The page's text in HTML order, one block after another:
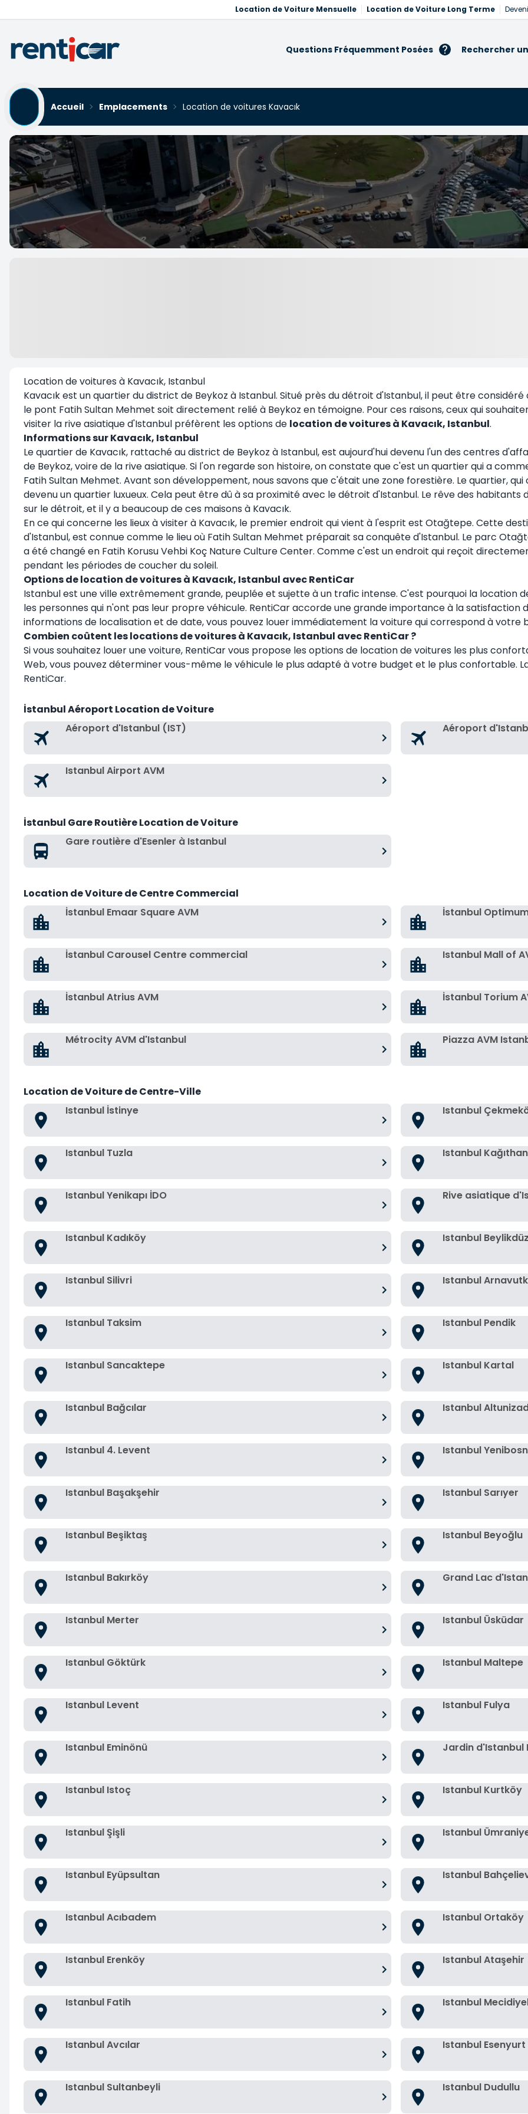
Location de Voiture Mensuelle Location de Voiture Long Terme
Questions Fréquemment Posées Rechercher
Accueil
Emplacements Location de voitures Kavacık
Location de voitures à Kavacık, Istanbul
Kavacık est un quartier du district de Beykoz à Istanbul. Situé près du détroit d'Istanbul, il peut être
le pont Fatih Sultan Mehmet soit directement relié à Beykoz en témoigne. Pour ces raisons, ceux qui
visiter la rive asiatique d'Istanbul préfèrent les options de location de voitures à Kavacık, Istanbul.
Informations sur Kavacık, Istanbul
Le quartier de Kavacık, rattaché au district de Beykoz à Istanbul, est aujourd'hui devenu l'un des centres
de Beykoz, voire de la rive asiatique. Si l'on regarde son histoire, on constate que c'est un quartier qui a
Fatih Sultan Mehmet. Avant son développement, nous savons que c'était une zone forestière. Le quartier,
devenu un quartier luxueux. Cela peut être dû à sa proximité avec le détroit d'Istanbul. Le rêve des
sur le détroit, et il y a beaucoup de ces maisons à Kavacık.
En ce qui concerne les lieux à visiter à Kavacık, le premier endroit qui vient à l'esprit est Otağtepe. Cette
d'Istanbul, est connue comme le lieu où Fatih Sultan Mehmet préparait sa conquête d'Istanbul. Le parc
a été changé en Fatih Korusu Vehbi Koç Nature Culture Center. Comme c'est un endroit qui reçoit
pendant les périodes de coucher du soleil.
Options de location de voitures à Kavacık, Istanbul avec RentiCar
Istanbul est une ville extrêmement grande, peuplée et sujette à un trafic intense. C'est pourquoi la location
les personnes qui n'ont pas leur propre véhicule. RentiCar accorde une grande importance à la satisfaction
informations de localisation et de date, vous pouvez louer immédiatement la voiture qui correspond à votre
Combien coûtent les locations de voitures à Kavacık, Istanbul avec RentiCar ?
Si vous souhaitez louer une voiture, RentiCar vous propose les options de location de voitures les plus
Web, vous pouvez déterminer vous-même le véhicule le plus adapté à votre budget et le plus confortable.
RentiCar.
İstanbul Aéroport Location de Voiture
Aéroport d'Istanbul (IST)
Aéroport
Istanbul Airport AVM
İstanbul Gare Routière Location de Voiture
Gare routière d'Esenler à Istanbul
Location de Voiture de Centre Commercial
İstanbul Emaar Square AVM
İstanbul
İstanbul Carousel Centre commercial Istanbul Mall of
İstanbul Atrius AVM İstanbul Torium
Métrocity AVM d'Istanbul Piazza AVM
Location de Voiture de Centre-Ville
Istanbul İstinye
Istanbul
Istanbul Tuzla Istanbul
Istanbul Yenikapı İDO Rive asiatique
Istanbul Kadıköy Istanbul
Istanbul Silivri Istanbul
Istanbul Taksim Istanbul Pendik
Istanbul Sancaktepe Istanbul Kartal
Istanbul Bağcılar Istanbul
Istanbul 4. Levent Istanbul
Istanbul Başakşehir Istanbul Sarıyer
Istanbul Beşiktaş Istanbul Beyoğlu
Istanbul Bakırköy Grand Lac
Istanbul Merter Istanbul Üsküdar
Istanbul Göktürk Istanbul Maltepe
Istanbul Levent Istanbul Fulya
Istanbul Eminönü Jardin d'Istanbul
Istanbul Istoç Istanbul Kurtköy
Istanbul Şişli Istanbul
Istanbul Eyüpsultan Istanbul
Istanbul Acıbadem Istanbul Ortaköy
Istanbul Erenköy Istanbul Ataşehir
Istanbul Fatih Istanbul
Istanbul Avcılar Istanbul Esenyurt
Istanbul Sultanbeyli Istanbul Dudullu